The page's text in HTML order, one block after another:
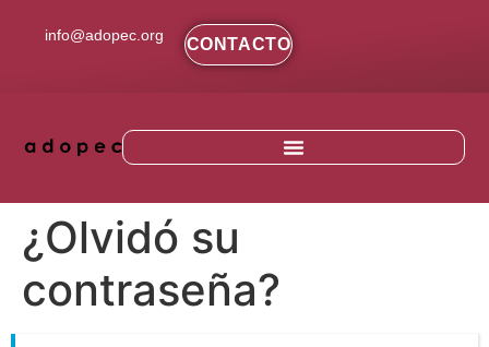
info@adopec.org CONTACTO
¿Olvidó su
contraseña?